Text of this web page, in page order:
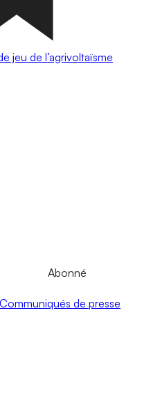
jeu de l’agrivoltaïsme
Abonné
de presse